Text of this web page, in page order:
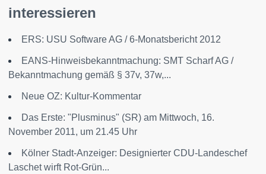
interessieren
ERS: USU Software AG / 6-Monatsbericht 2012
EANS-Hinweisbekanntmachung: SMT Scharf AG /
Bekanntmachung gemäß § 37v, 37w,...
Neue OZ: Kultur-Kommentar
Das Erste: "Plusminus" (SR) am Mittwoch, 16.
November 2011, um 21.45 Uhr
Kölner Stadt-Anzeiger: Designierter CDU-Landeschef
Laschet wirft Rot-Grün...